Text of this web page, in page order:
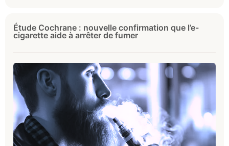
Étude Cochrane : nouvelle confirmation que l’e-
cigarette aide à arrêter de fumer